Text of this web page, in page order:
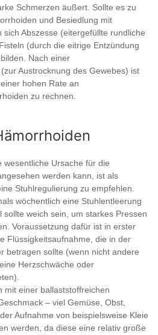
Schmerzen äußert. Sollte es zu
und Besiedlung mit
Abszesse (eitergefüllte rundliche
(durch die eitrige Entzündung
Nach einer
Austrocknung des Gewebes) ist
hohen Rate an
zu rechnen.
wesentliche Ursache für die
werden kann, ist als
Stuhlregulierung zu empfehlen.
wöchentlich eine Stuhlentleerung
weich sein, um starkes Pressen
Voraussetzung dafür ist in erster
Flüssigkeitsaufnahme, die in der
betragen sollte (wenn nicht andere
Herzschwäche oder
mit einer ballaststoffreichen
– viel Gemüse, Obst,
Aufnahme von beispielsweise Kleie
werden, da diese eine relativ große